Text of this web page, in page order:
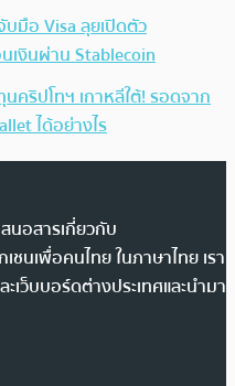
มือ Visa ลุยเปิดตัว
เงินผ่าน Stablecoin
คริปโทฯ เกาหลีใต้! รอดจาก
ได้อย่างไร
นอสารเกี่ยวกับ
ชนเพื่อคนไทย ในภาษาไทย เรา
เว็บบอร์ดต่างประเทศและนำมา